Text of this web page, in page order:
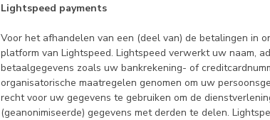
Lightspeed payments
Voor het afhandelen van een (deel van) de betalingen in
platform van Lightspeed. Lightspeed verwerkt uw naam,
betaalgegevens zoals uw bankrekening- of
organisatorische maatregelen genomen om uw
recht voor uw gegevens te gebruiken om de
(geanonimiseerde) gegevens met derden te delen.